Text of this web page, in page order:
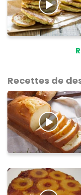
Recettes de